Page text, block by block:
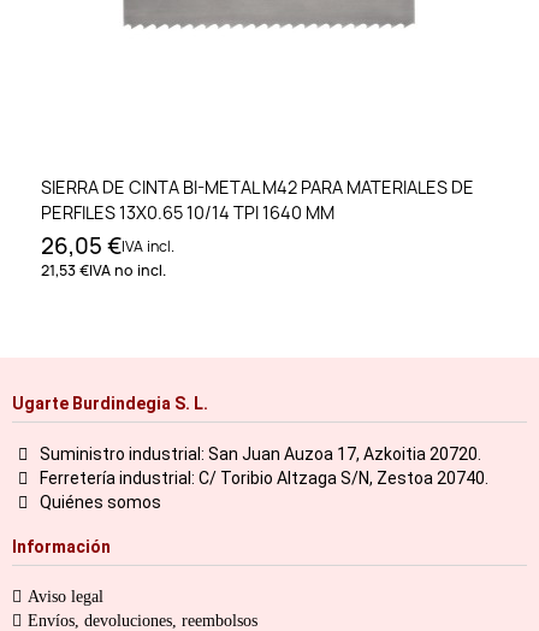
SIERRA DE CINTA BI-METAL M42 PARA MATERIALES DE
PERFILES 13X0.65 10/14 TPI 1640 MM
26,05 €IVA incl.
21,53 €IVA no incl.
Ugarte Burdindegia S. L.
Suministro industrial: San Juan Auzoa 17, Azkoitia 20720.
Ferretería industrial: C/ Toribio Altzaga S/N, Zestoa 20740.
Quiénes somos
Información
Aviso legal
Envíos, devoluciones, reembolsos